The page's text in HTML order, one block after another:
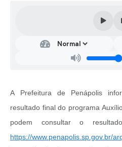
A Prefeitura de Penápolis
resultado final do programa
podem consultar o
https://www.penapolis.sp.gov.br/